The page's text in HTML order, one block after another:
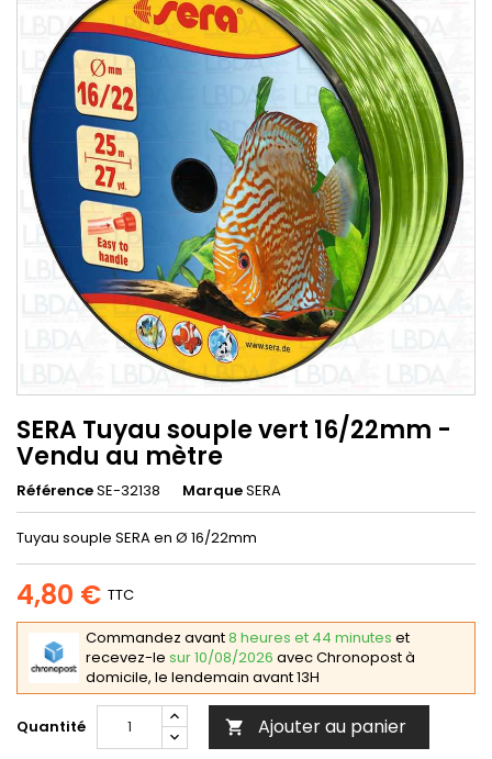
SERA Tuyau souple vert 16/22mm -
Vendu au mètre
RéférenceSE-32138 MarqueSERA
Tuyau souple SERA en Ø 16/22mm
4,80 € TTC
Commandez avant8 heures et 44 minutes et
recevez-le sur 10/08/2026 avec Chronopost à
domicile, le lendemain avant 13H
Quantité  Ajouter au panier